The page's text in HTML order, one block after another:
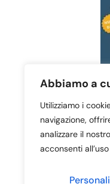
Abbiamo a
Utilizziamo i
navigazione,
analizzare il
acconsenti